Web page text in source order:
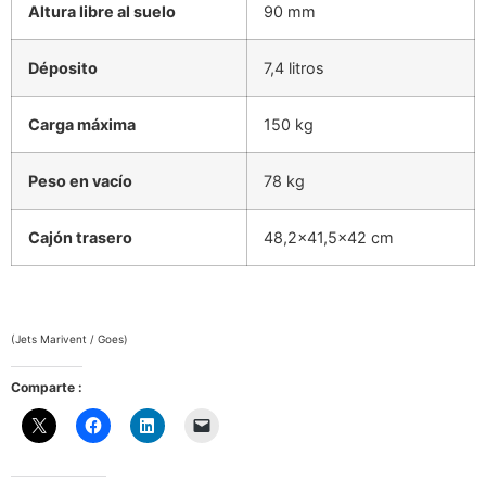
Altura libre al suelo 90 mm
Déposito 7,4 litros
Carga máxima 150 kg
Peso en vacío 78 kg
Cajón trasero 48,2×41,5×42 cm
(Jets Marivent / Goes)
Comparte :